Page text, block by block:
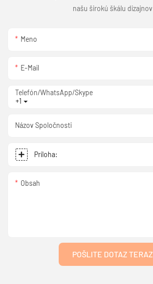
našu širokú škálu dizajnov
Meno
E-Mail
+1
Telefón/WhatsApp/Skype
Názov Spoločnosti
Príloha:
Obsah
POŠLITE DOTAZ TERAZ